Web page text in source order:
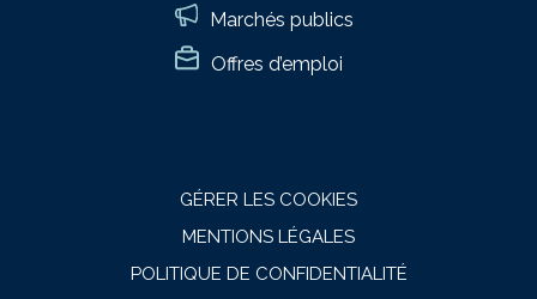
Marchés publics
Offres d’emploi
GÉRER LES COOKIES
MENTIONS LÉGALES
POLITIQUE DE CONFIDENTIALITÉ